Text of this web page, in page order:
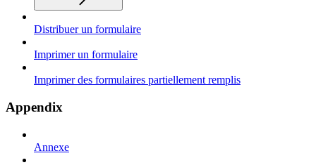
Distribuer un formulaire
Imprimer un formulaire
Imprimer des formulaires partiellement remplis
Appendix
Annexe